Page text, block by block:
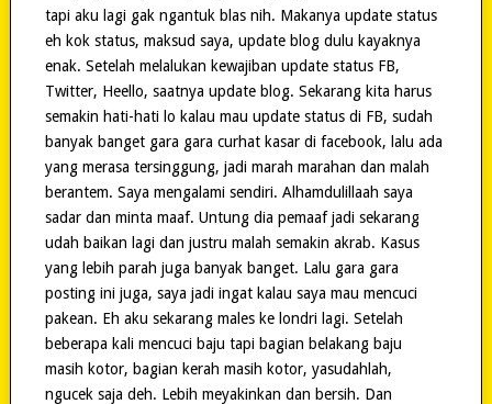
tapi aku lagi gak ngantuk blas nih. Makanya update status
eh kok status, maksud saya, update blog dulu kayaknya
enak. Setelah melalukan kewajiban update status FB,
Twitter, Heello, saatnya update blog. Sekarang kita harus
semakin hati-hati lo kalau mau update status di FB, sudah
banyak banget gara gara curhat kasar di facebook, lalu ada
yang merasa tersinggung, jadi marah marahan dan malah
berantem. Saya mengalami sendiri. Alhamdulillaah saya
sadar dan minta maaf. Untung dia pemaaf jadi sekarang
udah baikan lagi dan justru malah semakin akrab. Kasus
yang lebih parah juga banyak banget. Lalu gara gara
posting ini juga, saya jadi ingat kalau saya mau mencuci
pakean. Eh aku sekarang males ke londri lagi. Setelah
beberapa kali mencuci baju tapi bagian belakang baju
masih kotor, bagian kerah masih kotor, yasudahlah,
ngucek saja deh. Lebih meyakinkan dan bersih. Dan